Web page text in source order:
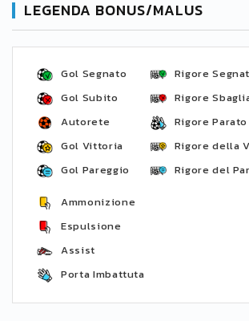
LEGENDA BONUS/MALUS
Gol Segnato
Gol Subito
Autorete
Gol Vittoria
Gol Pareggio
Rigore
Rigore
Rigore Parato
Rigore della
Rigore del
Ammonizione
Espulsione
Assist
Porta Imbattuta